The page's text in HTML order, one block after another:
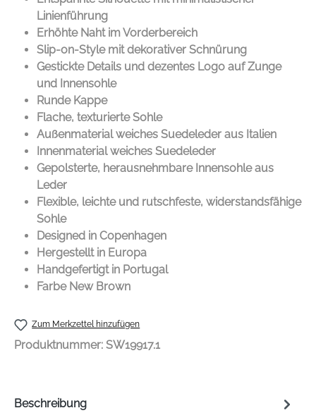
Linienführung
Erhöhte Naht im Vorderbereich
Slip-on-Style mit dekorativer Schnürung
Gestickte Details und dezentes Logo auf Zunge
und Innensohle
Runde Kappe
Flache, texturierte Sohle
Außenmaterial weiches Suedeleder aus Italien
Innenmaterial weiches Suedeleder
Gepolsterte, herausnehmbare Innensohle aus
Leder
Flexible, leichte und rutschfeste, widerstandsfähige
Sohle
Designed in Copenhagen
Hergestellt in Europa
Handgefertigt in Portugal
Farbe New Brown
Zum Merkzettel hinzufügen
Produktnummer: SW19917.1
Beschreibung